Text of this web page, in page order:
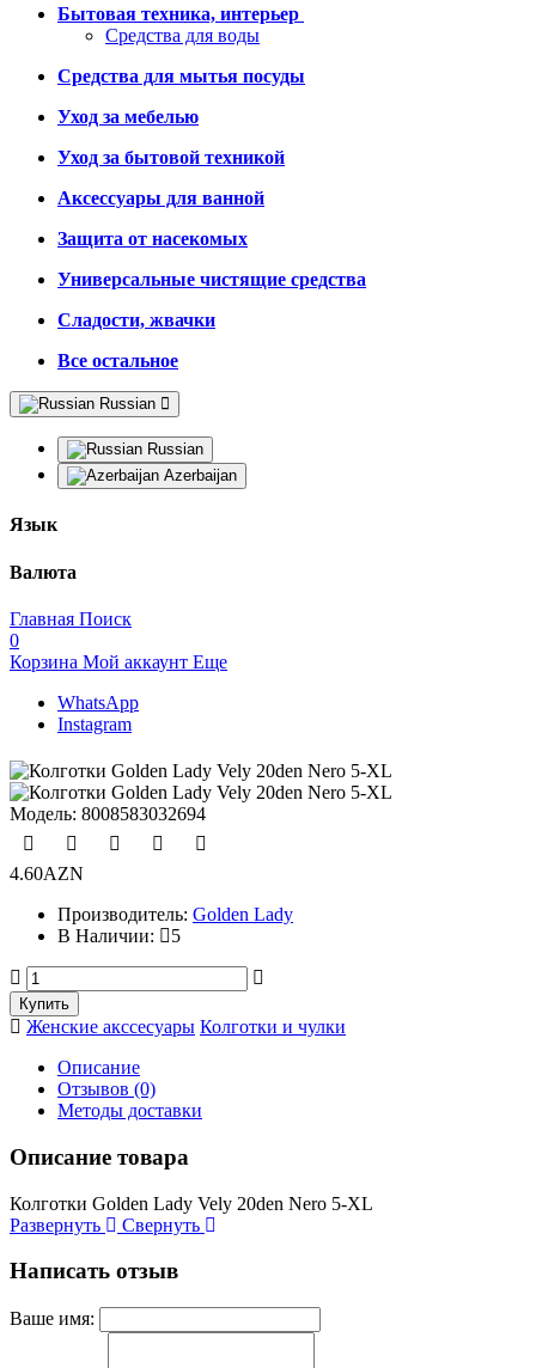
Бытовая техника, интерьер
Средства для воды
Средства для мытья посуды
Уход за мебелью
Уход за бытовой техникой
Аксессуары для ванной
Защита от насекомых
Универсальные чистящие средства
Сладости, жвачки
Все остальное
Russian
Russian
Azerbaijan
Язык
Валюта
Главная Поиск
0
Корзина Мой аккаунт Еще
WhatsApp
Instagram
Модель: 8008583032694
4.60AZN
Производитель: Golden Lady
В Наличии:
5
Женские акссесуары Колготки и чулки
Описание
Отзывов (0)
Методы доставки
Описание товара
Колготки Golden Lady Vely 20den Nero 5-XL
Развернуть
Свернуть
Написать отзыв
Ваше имя: